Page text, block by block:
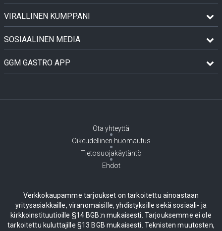
VIRALLINEN KUMPPANI
SOSIAALINEN MEDIA
GGM GASTRO APP
Ota yhteyttä
Oikeudellinen huomautus
Tietosuojakäytäntö
Ehdot
Verkkokaupamme tarjoukset on tarkoitettu ainoastaan
yritysasiakkaille, viranomaisille, yhdistyksille sekä sosiaali- ja
kirkkoinstituutioille §14 BGB:n mukaisesti. Tarjouksemme ei ole
tarkoitettu kuluttajille §13 BGB mukaisesti. Teknisten muutosten,